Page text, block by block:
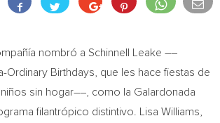
nombró a Schinnell Leake­­ ––
Ordinary Birthdays, que les hace fiestas de
sin hogar––, como la Galardonada
filantrópico distintivo.
Lisa Williams